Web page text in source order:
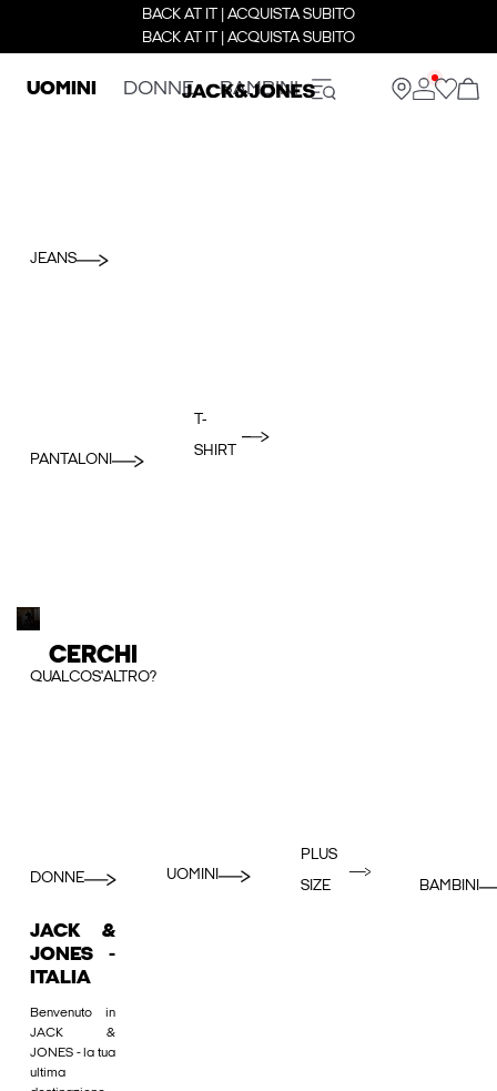
BACK AT IT | ACQUISTA SUBITO
BACK AT IT | ACQUISTA SUBITO
UOMINI DONNE BAMBINI
JEANS
PANTALONI
T-
SHIRT
CERCHI
QUALCOS'ALTRO?
DONNE UOMINI
PLUS
SIZE
BAMBINI
JACK &
JONES -
ITALIA
Benvenuto in
JACK &
JONES - la tua
ultima